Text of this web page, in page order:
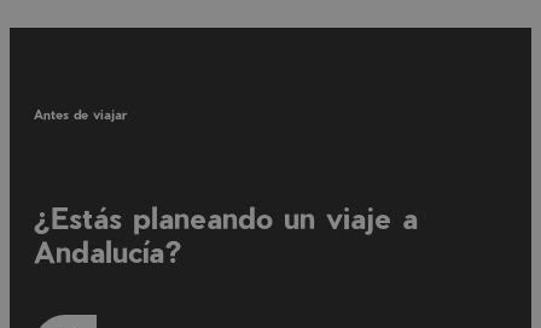
Antes de viajar
¿Estás planeando un viaje a
Andalucía?